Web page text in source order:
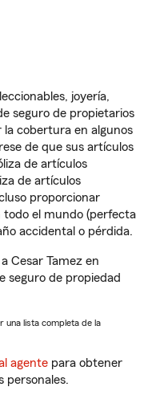
joyería,
seguro de propietarios
cobertura en algunos
de que sus artículos
de artículos
de artículos
proporcionar
todo el mundo (perfecta
accidental o pérdida.
Cesar Tamez en
seguro de propiedad
una lista completa de la
agente para obtener
personales.